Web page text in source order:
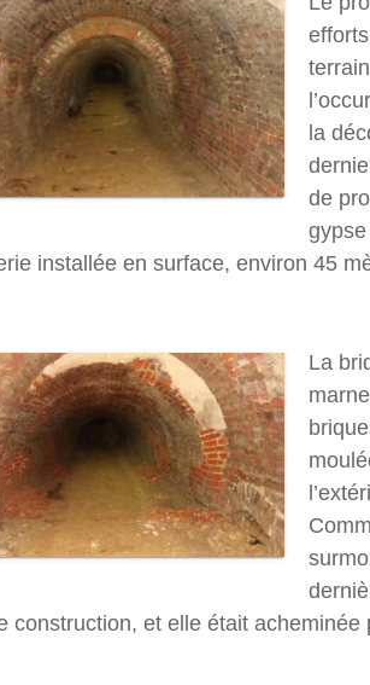
la
de
installée en surface, environ 45
La
construction, et elle était acheminée